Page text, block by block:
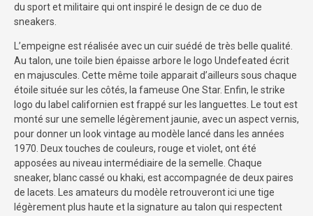
du sport et militaire qui ont inspiré le design de ce duo de
sneakers.
L’empeigne est réalisée avec un cuir suédé de très belle qualité.
Au talon, une toile bien épaisse arbore le logo Undefeated écrit
en majuscules. Cette même toile apparait d’ailleurs sous chaque
étoile située sur les côtés, la fameuse One Star. Enfin, le strike
logo du label californien est frappé sur les languettes. Le tout est
monté sur une semelle légèrement jaunie, avec un aspect vernis,
pour donner un look vintage au modèle lancé dans les années
1970. Deux touches de couleurs, rouge et violet, ont été
apposées au niveau intermédiaire de la semelle. Chaque
sneaker, blanc cassé ou khaki, est accompagnée de deux paires
de lacets. Les amateurs du modèle retrouveront ici une tige
légèrement plus haute et la signature au talon qui respectent